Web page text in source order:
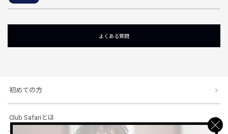
よくある質問
初めての方
Club Safariとは